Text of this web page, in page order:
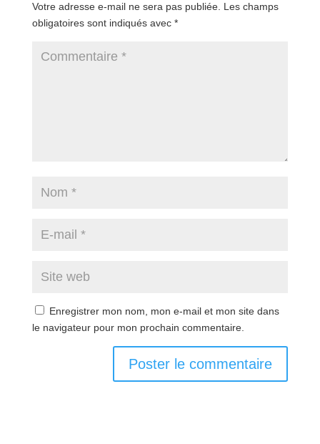
Votre adresse e-mail ne sera pas publiée. Les champs
obligatoires sont indiqués avec *
Enregistrer mon nom, mon e-mail et mon site dans
le navigateur pour mon prochain commentaire.